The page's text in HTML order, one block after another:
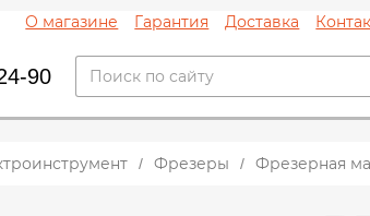
О магазине Гарантия Доставка
90
Фрезеры Фрезерная